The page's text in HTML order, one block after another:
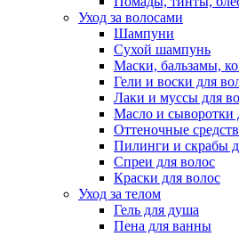
Уход за волосами
Шампуни
Сухой шампунь
Маски, бальзамы,
Гели и воски для
Лаки и муссы для
Масло и сыворотки
Оттеночные
Пилинги и скрабы
Спреи для волос
Краски для волос
Уход за телом
Гель для душа
Пена для ванны